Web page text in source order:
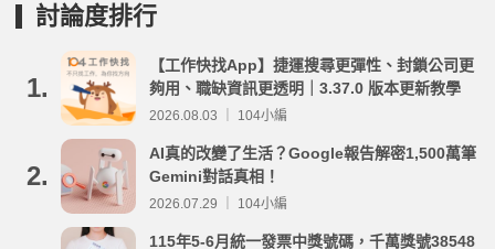
討論度排行
1.
【工作快找App】捷運搜尋更彈性、封鎖公司更
夠用、職缺資訊更透明｜3.37.0 版本更新教學
2026.08.03 ｜ 104小編
2.
AI真的改變了生活？Google報告解密1,500萬筆
Gemini對話真相！
2026.07.29 ｜ 104小編
115年5-6月統一發票中獎號碼，千萬獎號38548